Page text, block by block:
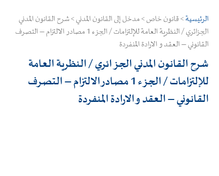
الرئيسية> قانون خاص > مدخل إلى القانون المدني > شرح القانون المدني
الجزائري / النظرية العامة للإلتزامات / الجزء 1 مصادر الالتزام – التصرف
القانوني – العقد و الارادة المنفردة
شرح القانون المدني الجزائري / النظرية العامة
للإلتزامات / الجزء 1 مصادر الالتزام – التصرف
القانوني – العقد و الارادة المنفردة